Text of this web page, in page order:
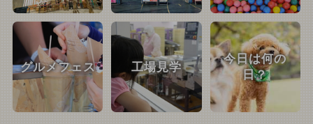
グルメフェス 工場見学
今日は何の
日？